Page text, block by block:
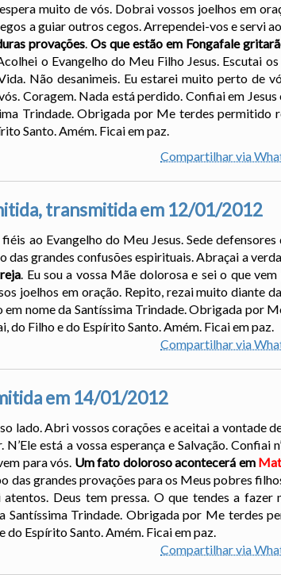
muito de vós. Dobrai vossos joelhos em
a guiar outros cegos. Arrependei-vos e servi ao
provações.Os que estão em Fongafale
o Evangelho do Meu Filho Jesus. Escutai
Não desanimeis. Eu estarei muito perto de
Coragem. Nada está perdido. Confiai em
Trindade. Obrigada por Me terdes permitido
Santo. Amém. Ficai em paz.
Compartilhar via
transmitida em 12/01/2012
ao Evangelho do Meu Jesus. Sede
das grandes confusões espirituais. Abraçai a
. Eu sou a vossa Mãe dolorosa e sei o que vem
joelhos em oração. Repito, rezai muito diante
nome da Santíssima Trindade. Obrigada por
do Filho e do Espírito Santo. Amém. Ficai em paz.
Compartilhar via
em 14/01/2012
lado. Abri vossos corações e aceitai a vontade
está a vossa esperança e Salvação. Confiai
para vós. Um fato doloroso acontecerá em
das grandes provações para os Meus pobres
atentos. Deus tem pressa. O que tendes a fazer
Santíssima Trindade. Obrigada por Me terdes
do Espírito Santo. Amém. Ficai em paz.
Compartilhar via